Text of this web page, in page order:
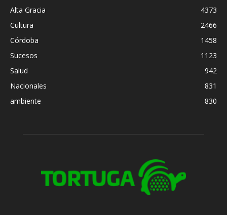
Alta Gracia
4373
Cultura
2466
Córdoba
1458
Sucesos
1123
Salud
942
Nacionales
831
ambiente
830